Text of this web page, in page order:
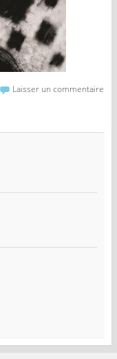
Laisser un commentaire